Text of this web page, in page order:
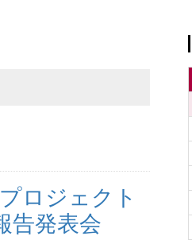
ロジェクト
告発表会